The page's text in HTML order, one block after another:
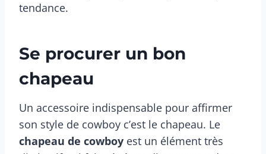
tendance.
Se procurer un bon
chapeau
Un accessoire indispensable pour affirmer
son style de cowboy c’est le chapeau. Le
chapeau de cowboy est un élément très